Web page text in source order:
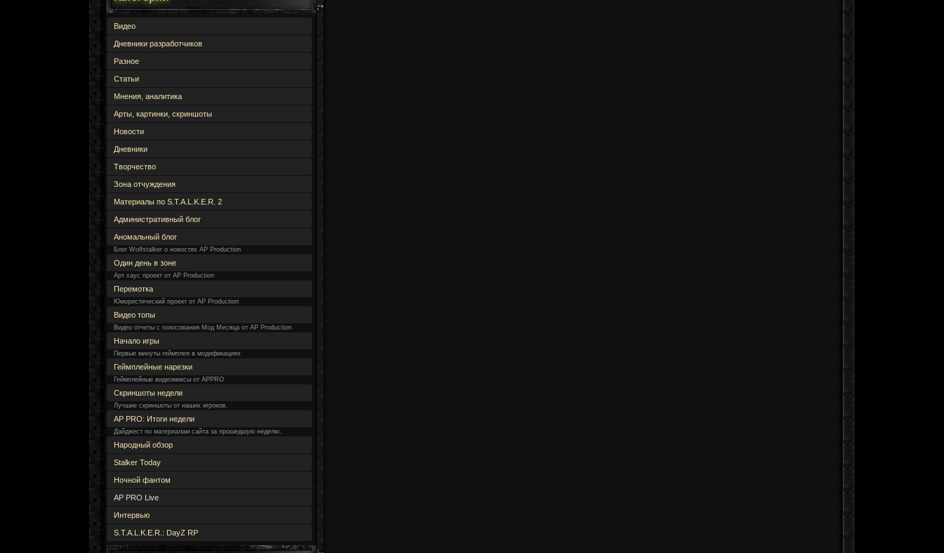
Видео
Дневники разработчиков
Разное
Статьи
Мнения, аналитика
Арты, картинки, скриншоты
Новости
Дневники
Творчество
Зона отчуждения
Материалы по S.T.A.L.K.E.R. 2
Административный блог
Аномальный блог
Блог Wolfstalker о новостях AP Production
Один день в зоне
Арт хаус проект от AP Production
Перемотка
Юмористический проект от AP Production
Видео топы
Видео отчеты с голосования Мод Месяца от AP Production
Начало игры
Первые минуты геймплея в модификациях
Геймплейные нарезки
Геймплейные видеомиксы от APPRO
Скриншоты недели
Лучшие скриншоты от наших игроков.
AP PRO: Итоги недели
Дайджест по материалам сайта за прошедшую неделю.
Народный обзор
Stalker Today
Ночной фантом
AP PRO Live
Интервью
S.T.A.L.K.E.R.: DayZ RP